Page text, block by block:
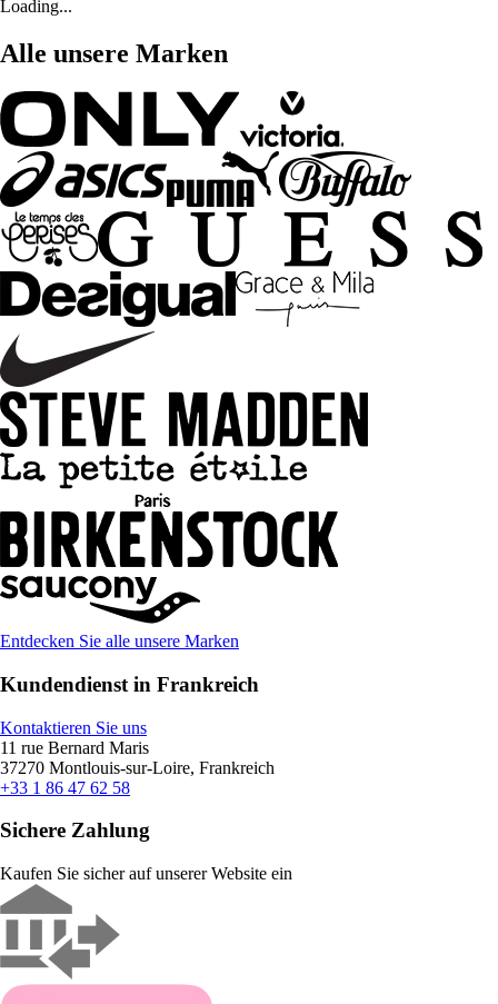
Loading...
Alle unsere Marken
Entdecken Sie alle unsere Marken
Kundendienst in Frankreich
Kontaktieren Sie uns
11 rue Bernard Maris
37270 Montlouis-sur-Loire, Frankreich
+33 1 86 47 62 58
Sichere Zahlung
Kaufen Sie sicher auf unserer Website ein